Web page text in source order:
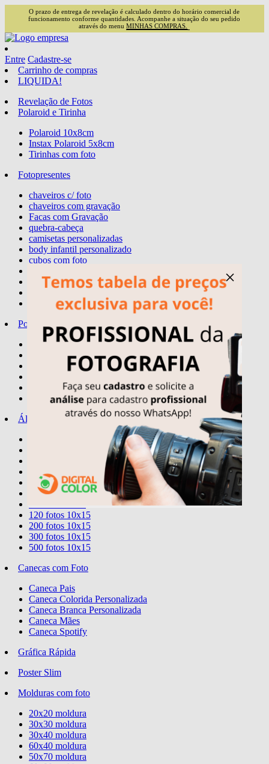
O prazo de entrega de revelação é calculado dentro do horário comercial de
funcionamento conforme quantidades. Acompanhe a situação do seu pedido
através do menuMINHAS COMPRAS.
Entre Cadastre-se
Carrinho de compras
LIQUIDA!
Revelação de Fotos
Polaroid e Tirinha
Polaroid 10x8cm
Instax Polaroid 5x8cm
Tirinhas com foto
Fotopresentes
chaveiros c/ foto
chaveiros com gravação
Facas com Gravação
quebra-cabeça
camisetas personalizadas
body infantil personalizado
cubos com foto
quadros temas
display - stand-up mini
Porta-Retratos
10x15
30X40
Álbuns
80 fotos 15x21
40 fotos 20x25
40 fotos 20x30
120 fotos 10x15
200 fotos 10x15
300 fotos 10x15
500 fotos 10x15
Canecas com Foto
Caneca Pais
Caneca Colorida Personalizada
Caneca Branca Personalizada
Caneca Mães
Caneca Spotify
Gráfica Rápida
Poster Slim
Molduras com foto
20x20 moldura
30x30 moldura
30x40 moldura
60x40 moldura
50x70 moldura
×